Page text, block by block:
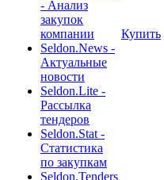
- Анализ
закупок
компании
Seldon.News -
Актуальные
новости
Seldon.Lite -
Рассылка
тендеров
Seldon.Stat -
Статистика
по закупкам
Seldon.Tenders
Купить